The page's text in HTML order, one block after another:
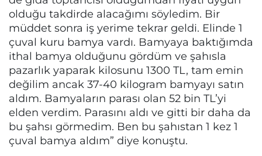
olduğu takdirde alacağımı söyledim. Bir
müddet sonra iş yerime tekrar geldi. Elinde 1
çuval kuru bamya vardı. Bamyaya baktığımda
ithal bamya olduğunu gördüm ve şahısla
pazarlık yaparak kilosunu 1300 TL, tam emin
değilim ancak 37-40 kilogram bamyayı satın
aldım. Bamyaların parası olan 52 bin TL’yi
elden verdim. Parasını aldı ve gitti bir daha da
bu şahsı görmedim. Ben bu şahıstan 1 kez 1
çuval bamya aldım” diye konuştu.